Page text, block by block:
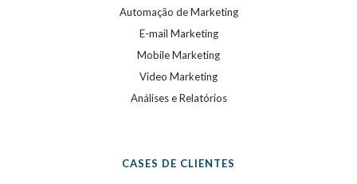
Automação de Marketing
E-mail Marketing
Mobile Marketing
Video Marketing
Análises e Relatórios
CASES DE CLIENTES